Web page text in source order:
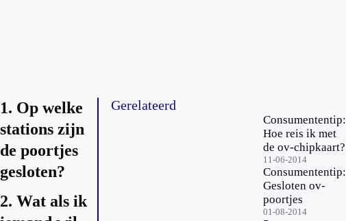
1. Op welke
stations zijn
de poortjes
gesloten?
2. Wat als ik
Gerelateerd
Consumententip:
Hoe reis ik met
de ov-chipkaart?
11-06-2014
Consumententip:
Gesloten ov-
poortjes
01-08-2014